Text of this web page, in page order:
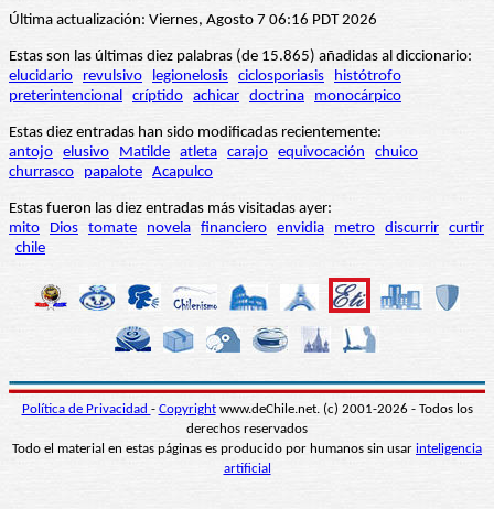
Última actualización: Viernes, Agosto 7 06:16 PDT 2026
Estas son las últimas diez palabras (de 15.865) añadidas al diccionario:
elucidario
revulsivo legionelosis ciclosporiasis
histótrofo
preterintencional críptido achicar doctrina monocárpico
Estas diez entradas han sido modificadas recientemente:
antojo elusivo Matilde atleta carajo equivocación
chuico
churrasco
papalote Acapulco
Estas fueron las diez entradas más visitadas ayer:
mito
Dios tomate novela financiero envidia metro discurrir curtir
chile
Política de Privacidad - Copyrightwww.deChile.net. (c) 2001-2026 - Todos los
derechos reservados
Todo el material en estas páginas es producido por humanos sin usar inteligencia
artificial